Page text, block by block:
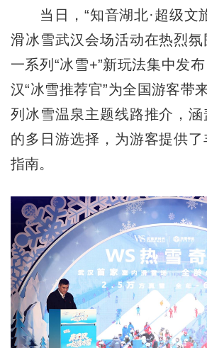
当日，“知音湖北·超级文
滑冰雪武汉会场活动在热烈氛
一系列“冰雪+”新玩法集中发
汉“冰雪推荐官”为全国游客带
列冰雪温泉主题线路推介，
的多日游选择，为游客提供
指南。